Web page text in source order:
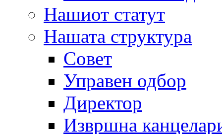
Нашиот статут
Нашата структура
Совет
Управен одбор
Директор
Извршна